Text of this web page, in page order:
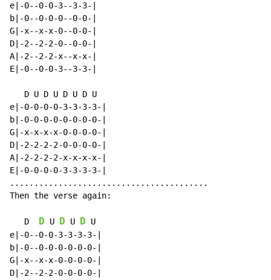
e|-0--0-0-3--3-3-|
b|-0--0-0-0--0-0-|
G|-x--x-x-0--0-0-|
D|-2--2-2-0--0-0-|
A|-2--2-2-x--x-x-|
E|-0--0-0-3--3-3-|
   D U D U D U D U
e|-0-0-0-0-3-3-3-3-|
b|-0-0-0-0-0-0-0-0-|
G|-x-x-x-x-0-0-0-0-|
D|-2-2-2-2-0-0-0-0-|
A|-2-2-2-2-x-x-x-x-|
E|-0-0-0-0-3-3-3-3-|
.........................................
Then the verse again:
   D
D U D U D U
e|-0--0-0-3-3-3-3-|
b|-0--0-0-0-0-0-0-|
G|-x--x-x-0-0-0-0-|
D|-2--2-2-0-0-0-0-|